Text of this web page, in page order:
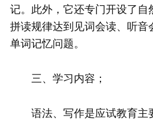
记。此外，它还专门开设了自
拼读规律达到见词会读、听
单词记忆问题。
三、学习内容；
语法、写作是应试教育主